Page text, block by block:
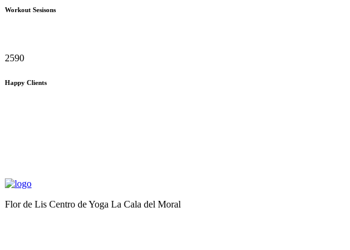
Workout Sesisons
2590
Happy Clients
Flor de Lis Centro de Yoga La Cala del Moral